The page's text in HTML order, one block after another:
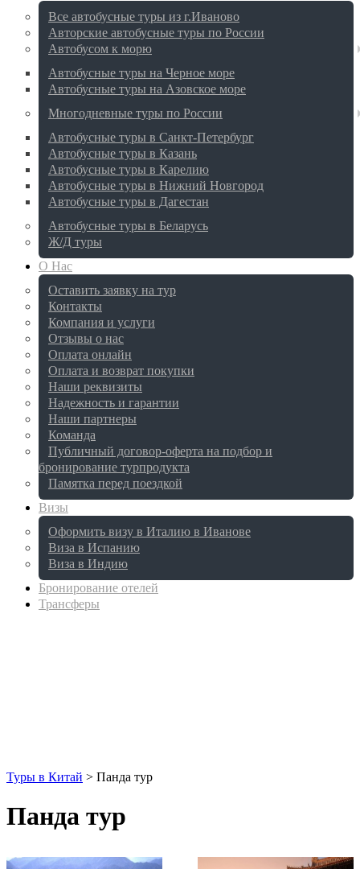
Все автобусные туры из г.Иваново
Авторские автобусные туры по России
Автобусом к морю
Автобусные туры на Черное море
Автобусные туры на Азовское море
Многодневные туры по России
Автобусные туры в Санкт-Петербург
Автобусные туры в Казань
Автобусные туры в Карелию
Автобусные туры в Нижний Новгород
Автобусные туры в Дагестан
Автобусные туры в Беларусь
Ж/Д туры
О Нас
Оставить заявку на тур
Контакты
Компания и услуги
Отзывы о нас
Оплата онлайн
Оплата и возврат покупки
Наши реквизиты
Надежность и гарантии
Наши партнеры
Команда
Публичный договор-оферта на подбор и
бронирование турпродукта
Памятка перед поездкой
Визы
Оформить визу в Италию в Иванове
Виза в Испанию
Виза в Индию
Бронирование отелей
Трансферы
Туры в Китай > Панда тур
Панда тур